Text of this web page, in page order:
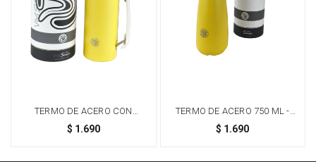
TERMO DE ACERO CON
MANIJA - AMARILLO
$ 1.690
TERMO DE ACERO 750 ML -
AMARILLO
$ 1.690